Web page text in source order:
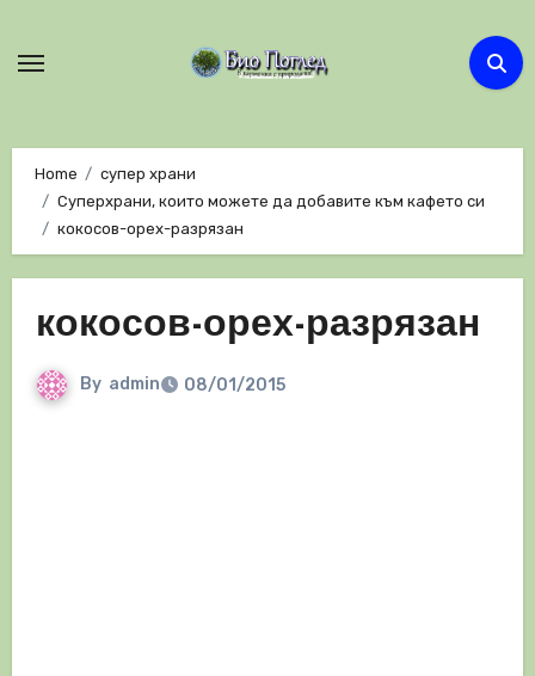
Home
супер храни
Суперхрани, които можете да добавите към кафето си
кокосов-орех-разрязан
кокосов-орех-разрязан
By admin 08/01/2015